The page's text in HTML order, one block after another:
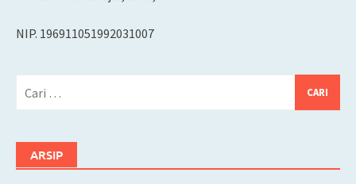
NIP. 196911051992031007
ARSIP